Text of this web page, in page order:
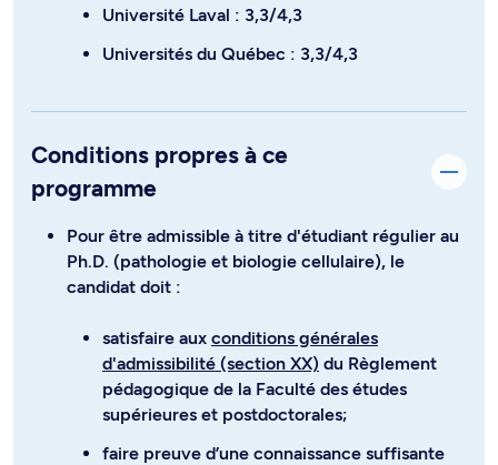
Université Laval : 3,3/4,3
Universités du Québec : 3,3/4,3
Conditions propres à ce
programme
Pour être admissible à titre d'étudiant régulier au
Ph.D. (pathologie et biologie cellulaire), le
candidat doit :
satisfaire aux conditions générales
d'admissibilité (section XX) du Règlement
pédagogique de la Faculté des études
supérieures et postdoctorales;
faire preuve d’une connaissance suffisante